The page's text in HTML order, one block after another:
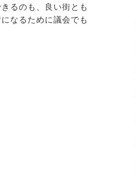
るのも、良い街とも
なるために議会でも